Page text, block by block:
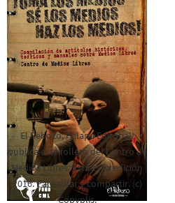
El Rebozo, Palapa Editorial,
publica este folleto del Centro de
Medios Libres. Esta es la edición
2016. Para rolar y compartir. (c)
Copyplis.